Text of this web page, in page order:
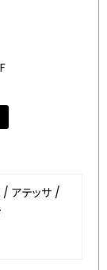
/ アテッサ /